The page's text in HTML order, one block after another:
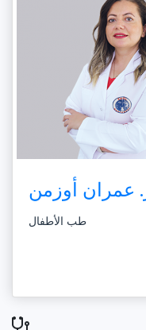
عمران أوزمن
طب الأطفال